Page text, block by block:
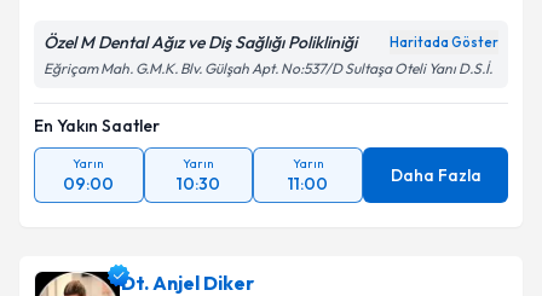
Özel M Dental Ağız ve Diş Sağlığı Polikliniği Haritada Göster
Eğriçam Mah. G.M.K. Blv. Gülşah Apt. No:537/D Sultaşa Oteli Yanı D.S.İ.
En Yakın Saatler
Yarın
09:00
Yarın
10:30
Yarın
11:00 Daha Fazla
Dt. Anjel Diker